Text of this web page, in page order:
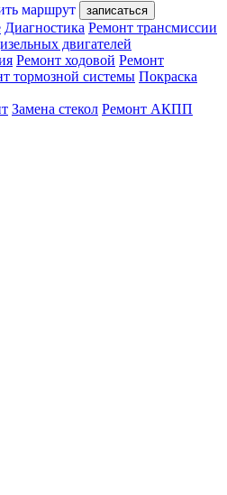
маршрут записаться
Диагностика Ремонт трансмиссии
двигателей
Ремонт ходовой Ремонт
тормозной системы Покраска
Замена стекол Ремонт АКПП